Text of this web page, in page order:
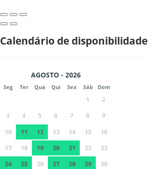
Calendário de disponibilidade
AGOSTO - 2026
Seg Ter Qua Qui Sex Sáb Dom
1
2
3
4 5 6 7 8 9
10 11 12 13 14 15
16
17
18 19 20 21 22
23
24
25 26 27 28 29
30